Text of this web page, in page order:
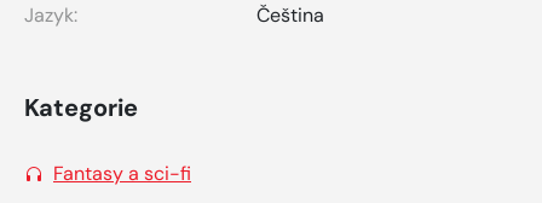
Jazyk:
Čeština
Kategorie
Fantasy a sci-fi